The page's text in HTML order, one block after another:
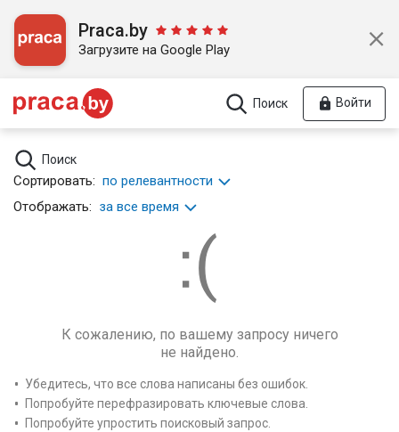
Praca.by
Загрузите на Google Play
Поиск Войти
Поиск
Сортировать: по релевантности
Отображать: за все время
К сожалению, по вашему запросу ничего
не найдено.
Убедитесь, что все слова написаны без ошибок.
Попробуйте перефразировать ключевые слова.
Попробуйте упростить поисковый запрос.